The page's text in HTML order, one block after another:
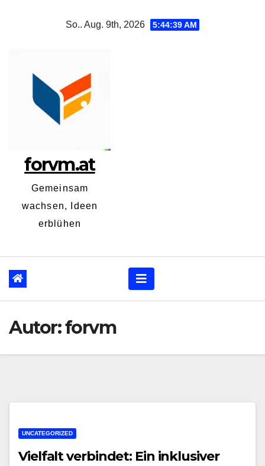
So.. Aug. 9th, 2026 5:44:40 AM
forvm.at
Gemeinsam
wachsen, Ideen
erblühen
Autor:forvm
UNCATEGORIZED
Vielfalt verbindet: Ein inklusiver